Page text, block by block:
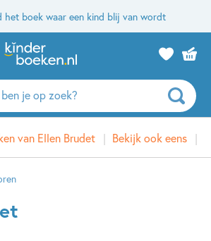
het boek waar een kind blij van wordt
van Ellen Brudet Bekijk ook eens